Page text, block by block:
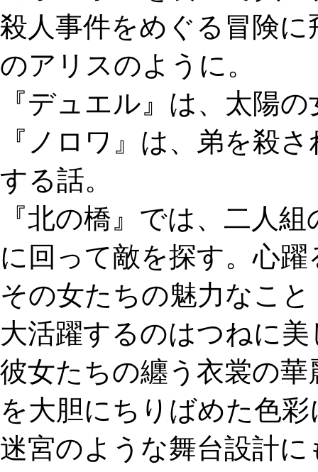
殺人事件をめぐる冒険
のアリスのように。
『デュエル』は、太陽
『ノロワ』は、弟を殺
する話。
『北の橋』では、二人
に回って敵を探す。心
その女たちの魅力なこ
大活躍するのはつねに
彼女たちの纏う衣裳の
を大胆にちりばめた色彩
迷宮のような舞台設計